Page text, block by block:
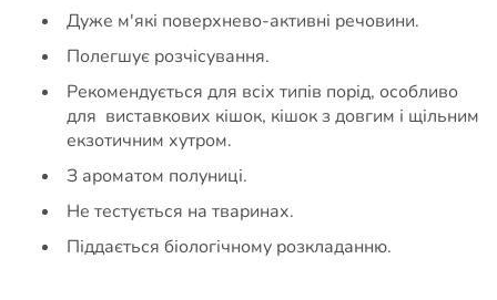
Дуже м'які поверхнево-активні речовини.
Полегшує розчісування.
Рекомендується для всіх типів порід, особливо
для виставкових кішок, кішок з довгим і щільним
екзотичним хутром.
З ароматом полуниці.
Не тестується на тваринах.
Піддається біологічному розкладанню.